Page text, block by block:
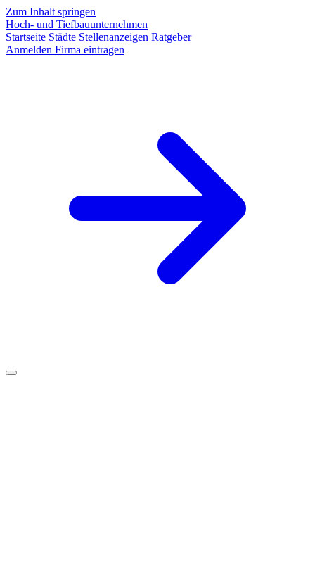
Zum Inhalt springen
Hoch- und Tiefbauunternehmen
Startseite Städte Stellenanzeigen Ratgeber
Anmelden Firma eintragen